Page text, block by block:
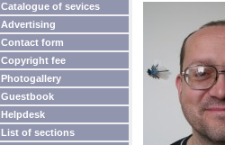
Catalogue of sevices
Advertising
Contact form
Copyright fee
Photogallery
Guestbook
Helpdesk
List of sections